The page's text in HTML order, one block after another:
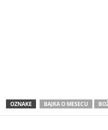
OZNAKE BAJKA O MESECU